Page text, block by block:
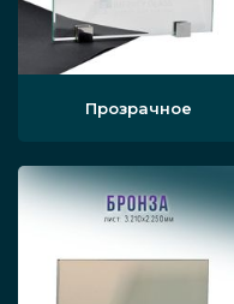
Прозрачное